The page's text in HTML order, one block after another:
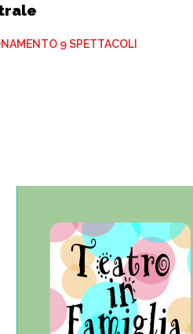
9 SPETTACOLI
Teatro In Famiglia è una
rassegna di teatro concepita
per far condividere e godere
del teatro all’intera famiglia.
Continua